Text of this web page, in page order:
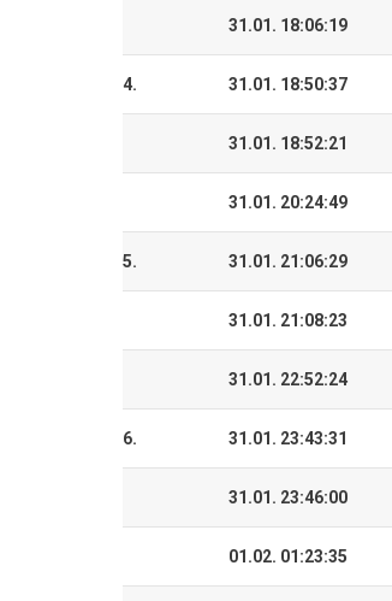
31.01. 18:06:19
4. 31.01. 18:50:37
31.01. 18:52:21
31.01. 20:24:49
5. 31.01. 21:06:29
31.01. 21:08:23
31.01. 22:52:24
6. 31.01. 23:43:31
31.01. 23:46:00
01.02. 01:23:35